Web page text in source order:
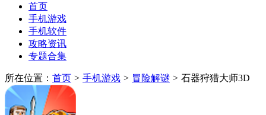
首页
手机游戏
手机软件
攻略资讯
专题合集
所在位置： 首页 > 手机游戏 > 冒险解谜 > 石器狩猎大师3D